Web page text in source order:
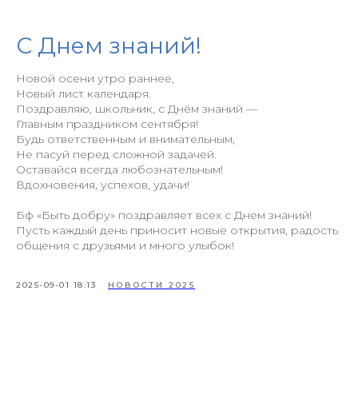
С Днем знаний!
Новой осени утро раннее,
Новый лист календаря.
Поздравляю, школьник, с Днём знаний —
Главным праздником сентября!
Будь ответственным и внимательным,
Не пасуй перед сложной задачей.
Оставайся всегда любознательным!
Вдохновения, успехов, удачи!
Бф «Быть добру» поздравляет всех с Днем знаний!
Пусть каждый день приносит новые открытия, радость
общения с друзьями и много улыбок!
2025-09-01 18:13 НОВОСТИ 2025